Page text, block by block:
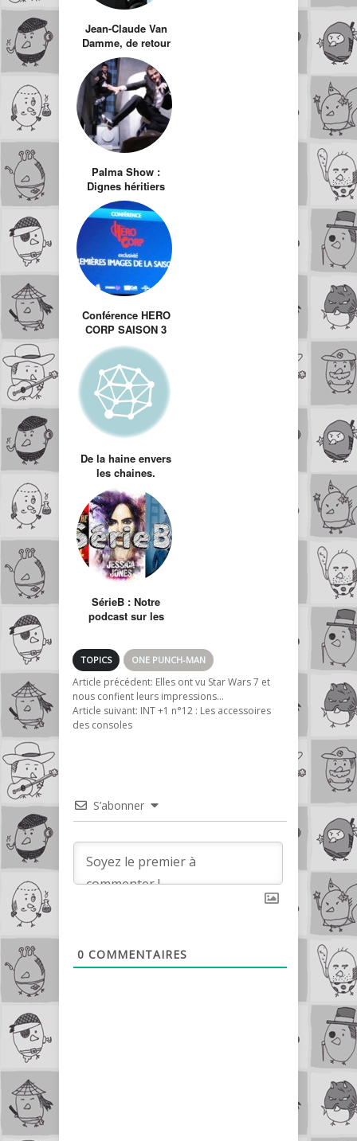
Jean-Claude Van
Damme, de retour
sur le ring pour
affronter Khamsing
Palma Show :
Dignes héritiers
des Inconnus et
des Nuls ?
Conférence HERO
CORP SAISON 3
De la haine envers
les chaines.
SérieB : Notre
podcast sur les
TOPICS ONE PUNCH-MAN
Article précédent: Elles ont vu Star Wars 7 et
nous confient leurs impressions…
Article suivant: INT +1 n°12 : Les accessoires
des consoles
S’abonner
0 COMMENTAIRES